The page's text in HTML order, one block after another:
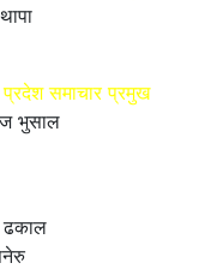
प्रदेश समाचार प्रमुख
भुसाल
ढकाल